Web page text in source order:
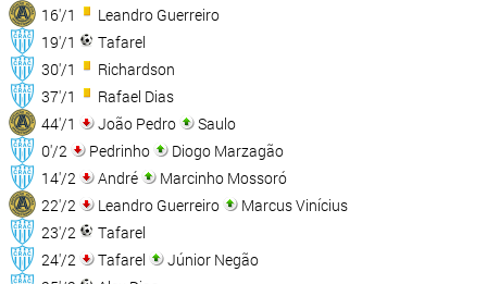
16'/1
Leandro Guerreiro
19'/1
Tafarel
30'/1
Richardson
37'/1
Rafael Dias
44'/1
João Pedro
Saulo
0'/2
Pedrinho
Diogo Marzagão
14'/2
André
Marcinho Mossoró
22'/2
Leandro Guerreiro
Marcus Vinícius
23'/2
Tafarel
24'/2
Tafarel
Júnior Negão